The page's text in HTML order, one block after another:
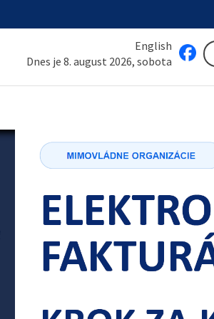
English
Dnes je 8. august 2026, sobota